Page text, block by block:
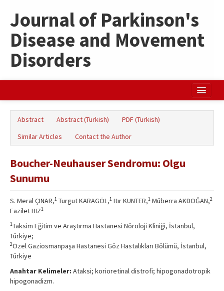
Journal of Parkinson's
Disease and Movement
Disorders
Türkçe
Abstract Abstract (Turkish)
PDF (Turkish)
Similar Articles
Contact the Author
Boucher-Neuhauser Sendromu: Olgu
Sunumu
S. Meral ÇINAR,1 Turgut KARAGÖL,1 Itır KUNTER,1 Müberra AKDOĞAN,2
Fazilet HIZ1
1Taksim Eğitim ve Araştırma Hastanesi Nöroloji Kliniği, İstanbul,
Türkiye;
2Özel Gaziosmanpaşa Hastanesi Göz Hastalıkları Bölümü, İstanbul,
Türkiye
Anahtar Kelimeler: Ataksi; korioretinal distrofi; hipogonadotropik
hipogonadizm.